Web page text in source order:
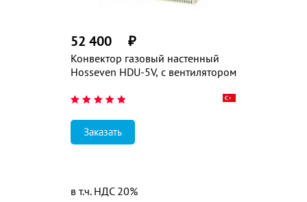
Конвектор газовый настенный
Hosseven HDU-5V, с вентилятором
52 400 ₽
Заказать
в т.ч. НДС 20%